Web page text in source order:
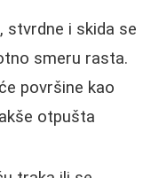
stvrdne i skida se
smeru rasta.
površine kao
otpušta